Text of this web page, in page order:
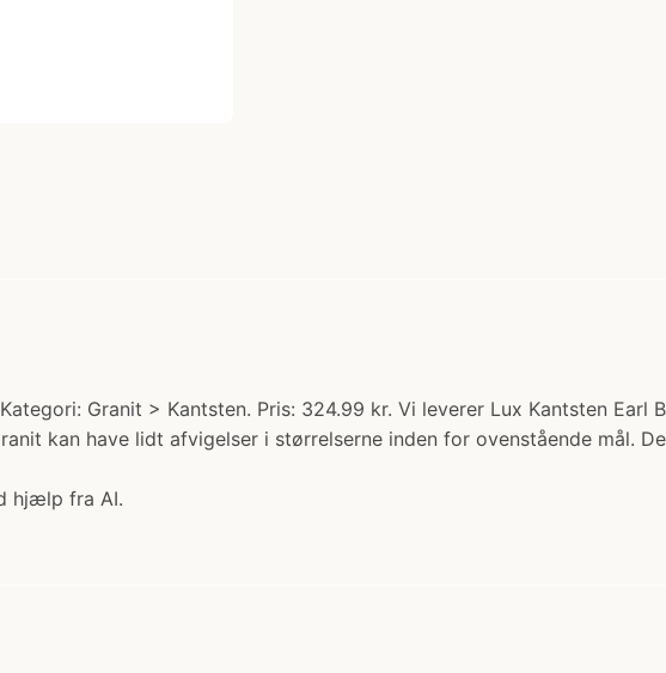
Granit > Kantsten. Pris: 324.99 kr. Vi leverer Lux Kantsten Earl
kan have lidt afvigelser i størrelserne inden for ovenstående mål.
hjælp fra AI.